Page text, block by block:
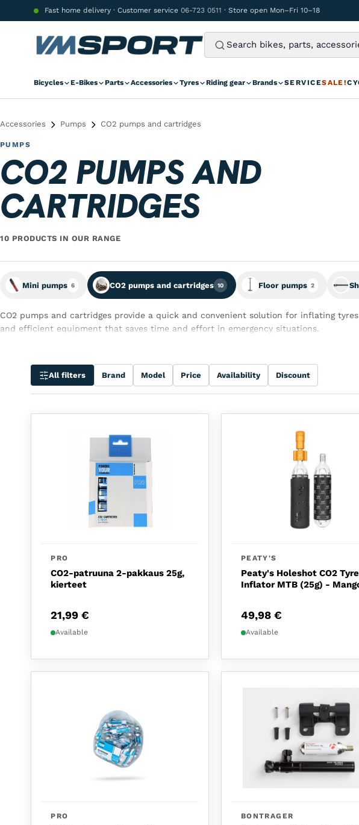
Skip to contentFast home delivery · Customer service 06-723 0511 · Store open Mon–Fri 10–18
Bicycles E-Bikes Parts Accessories Tyres Riding gear Brands SERVICESALE!
Accessories Pumps CO2 pumps and cartridges
PUMPS
CO2 PUMPS AND
CARTRIDGES
10 PRODUCTS IN OUR RANGE
Mini pumps 6 CO2 pumps and cartridges 10 Floor pumps 2
CO2 pumps and cartridges provide a quick and convenient solution for inflating
and efficient equipment that saves time and effort in emergency situations.
All filters Brand Model Price Availability Discount
PRO
CO2-patruuna 2-pakkaus 25g,
kierteet
21,99€
Available
PEATY'S
Peaty's Holeshot CO2 Tyre
Inflator MTB (25g) -
49,98 €
Available
PRO BONTRAGER